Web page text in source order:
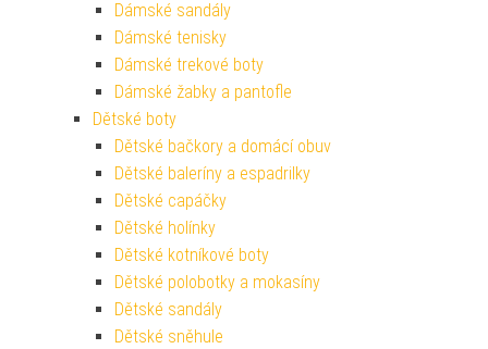
Dámské sandály
Dámské tenisky
Dámské trekové boty
Dámské žabky a pantofle
Dětské boty
Dětské bačkory a domácí obuv
Dětské baleríny a espadrilky
Dětské capáčky
Dětské holínky
Dětské kotníkové boty
Dětské polobotky a mokasíny
Dětské sandály
Dětské sněhule